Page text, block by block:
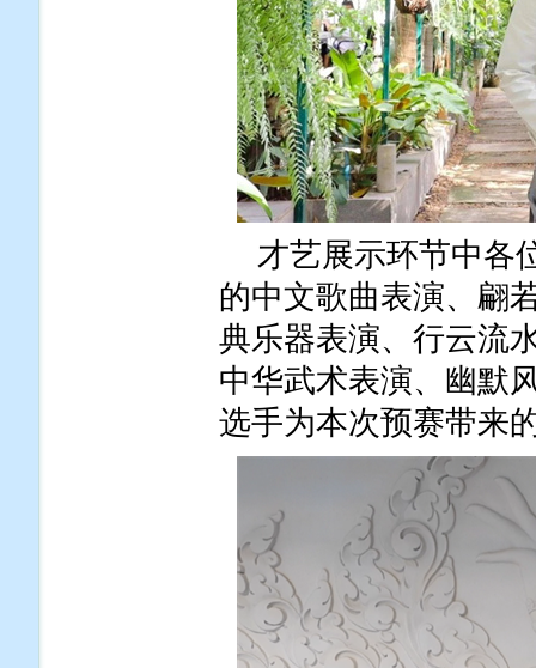
才艺展示环节中各
的中文歌曲表演、翩
典乐器表演、行云流
中华武术表演、幽默
选手为本次预赛带来